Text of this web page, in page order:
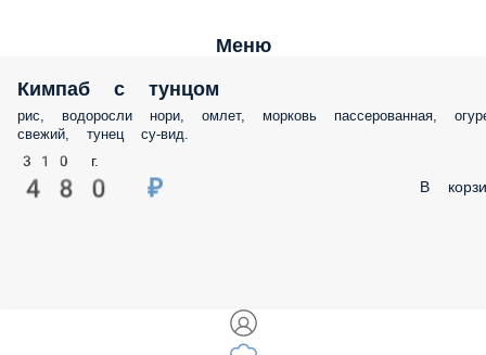
Меню
Кимпаб с тунцом
рис, водоросли нори, омлет, морковь пассерованная,
свежий, тунец су-вид.
310 г.
480 ₽ В